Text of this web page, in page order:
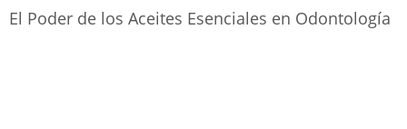
El Poder de los Aceites Esenciales en Odontología